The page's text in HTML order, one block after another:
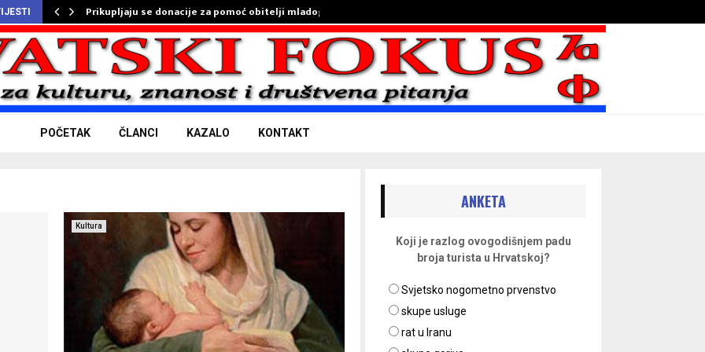
Prikupljaju se donacije za pomoć obitelji mladog…
POČETAK ČLANCI KAZALO KONTAKT
Kultura
ANKETA
Koji je razlog ovogodišnjem padu
broja turista u Hrvatskoj?
Svjetsko nogometno prvenstvo
skupe usluge
rat u Iranu